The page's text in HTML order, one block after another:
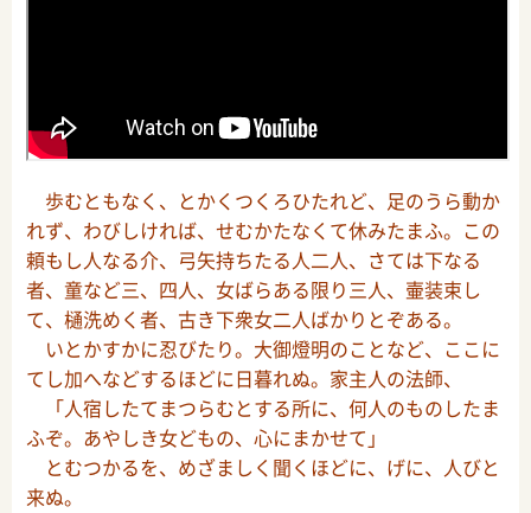
歩むともなく、とかくつくろひたれど、足のうら動か
れず、わびしければ、せむかたなくて休みたまふ。この
頼もし人なる介、弓矢持ちたる人二人、さては下なる
者、童など三、四人、女ばらある限り三人、壷装束し
て、樋洗めく者、古き下衆女二人ばかりとぞある。
いとかすかに忍びたり。大御燈明のことなど、ここに
てし加へなどするほどに日暮れぬ。家主人の法師、
「人宿したてまつらむとする所に、何人のものしたま
ふぞ。あやしき女どもの、心にまかせて」
とむつかるを、めざましく聞くほどに、げに、人びと
来ぬ。